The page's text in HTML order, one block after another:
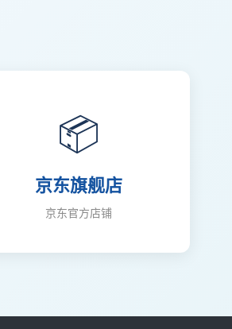
📦
京东旗舰店
京东官方店铺